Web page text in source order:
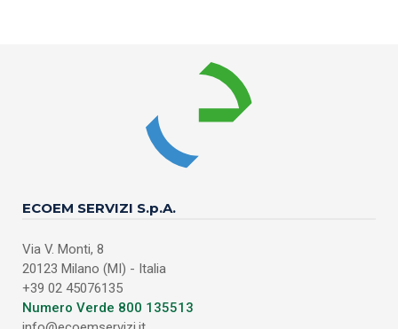
ECOEM SERVIZI S.p.A.
Via V. Monti, 8
20123 Milano (MI) - Italia
+39 02 45076135
Numero Verde 800 135513